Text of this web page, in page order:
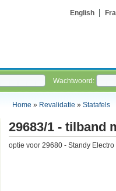
English
Wachtwoord:
Home » Revalidatie » Statafels
29683/1 - tilband
optie voor 29680 - Standy Electro